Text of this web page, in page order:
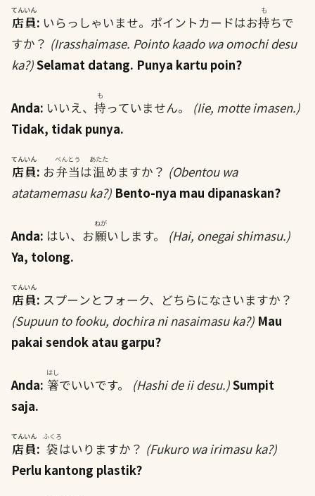
店員
てんいん
: いらっしゃいませ。ポイントカードはお持
も
ちで
すか？ (Irasshaimase. Pointo kaado wa omochi desu
ka?)Selamat datang. Punya kartu poin?
Anda: いいえ、 持
も
っていません。 (Iie, motte imasen.)
Tidak, tidak punya.
店員
てんいん
: お弁当
べんとう
は温
あたた
めますか？ (Obentou wa
atatamemasu ka?) Bento-nya mau dipanaskan?
Anda: はい、お願
ねが
いします。 (Hai, onegai shimasu.)
Ya, tolong.
店員
てんいん
: スプーンとフォーク、どちらになさいますか？
(Supuun to fooku, dochira ni nasaimasu ka?) Mau
pakai sendok atau garpu?
Anda: 箸
はし
でいいです。 (Hashi de ii desu.)Sumpit
saja.
店員
てんいん
: 袋
ふくろ
はいりますか？ (Fukuro wa irimasu ka?)
Perlu kantong plastik?